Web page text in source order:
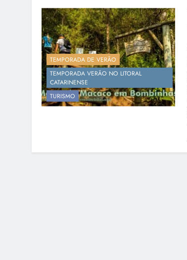
TEMPORADA DE VERÃO
TEMPORADA VERÃO NO LITORAL
CATARINENSE
TURISMO